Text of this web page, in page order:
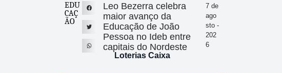
EDU
CAÇ
ÃO
Leo Bezerra celebra
maior avanço da
Educação de João
Pessoa no Ideb entre
capitais do Nordeste
7 de
ago
sto -
202
6
Loterias Caixa